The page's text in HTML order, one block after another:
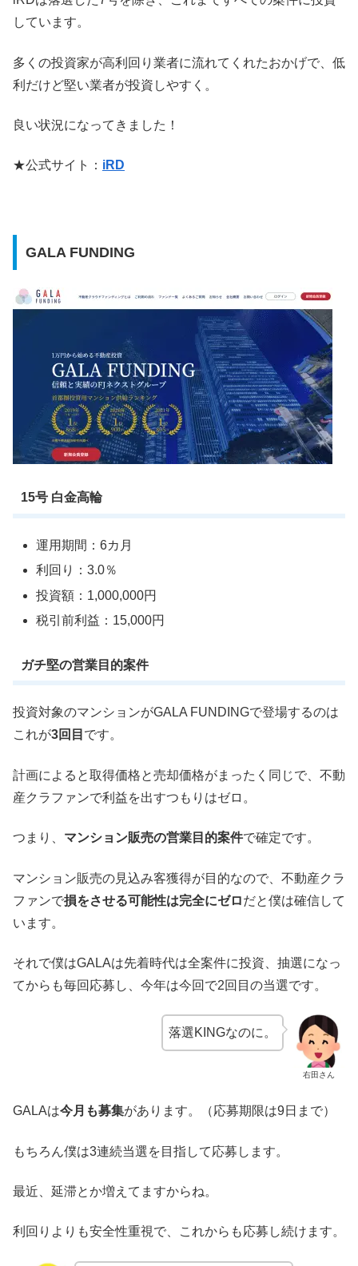
しています。
多くの投資家が高利回り業者に流れてくれたおかげで、低
利だけど堅い業者が投資しやすく。
良い状況になってきました！
★公式サイト： iRD
GALA FUNDING
15号 白金高輪
運用期間：6カ月
利回り：3.0％
投資額：1,000,000円
税引前利益：15,000円
ガチ堅の営業目的案件
投資対象のマンションがGALA FUNDINGで登場するのは
これが3回目 です。
計画によると取得価格と売却価格がまったく同じで、不動
産クラファンで利益を出すつもりはゼロ。
つまり、 マンション販売の営業目的案件で確定です。
マンション販売の見込み客獲得が目的なので、不動産クラ
ファンで損をさせる可能性は完全にゼロだと僕は確信して
います。
それで僕はGALAは先着時代は全案件に投資、抽選になっ
てからも毎回応募し、今年は今回で2回目の当選です。
右田さん
落選KINGなのに。
GALAは今月も募集があります。（応募期限は9日まで）
もちろん僕は3連続当選を目指して応募します。
最近、延滞とか増えてますからね。
利回りよりも安全性重視で、これからも応募し続けます。